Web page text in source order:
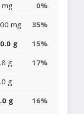
mg
0%
mg
35%
g
15%
g
17%
g
g 16%